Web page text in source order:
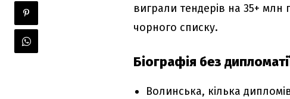
виграли тендерів на 35+
чорного списку.
Біографія без
Волинська, кілька